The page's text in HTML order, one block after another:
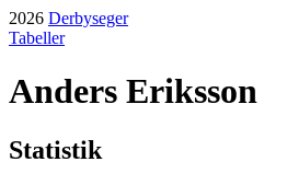
2026 Derbyseger
Tabeller
Anders Eriksson
Statistik